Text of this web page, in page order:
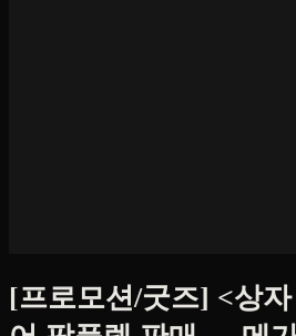
[프로모션/굿즈] <상